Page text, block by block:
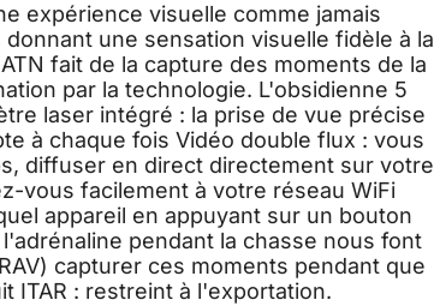
expérience visuelle comme jamais
une sensation visuelle fidèle à la
fait de la capture des moments de la
par la technologie. L'obsidienne 5
laser intégré : la prise de vue précise
à chaque fois Vidéo double flux : vous
diffuser en direct directement sur votre
vous facilement à votre réseau WiFi
appareil en appuyant sur un bouton
pendant la chasse nous font
capturer ces moments pendant que
ITAR : restreint à l'exportation.